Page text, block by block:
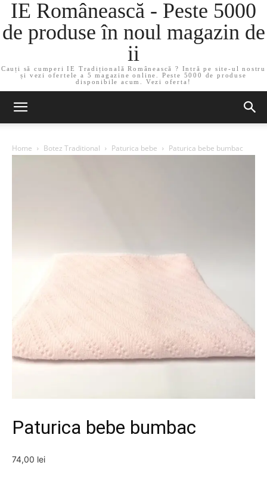
IE Românească - Peste 5000
de produse în noul magazin de
ii
Cauți să cumperi IE Tradițională Românească ? Intră pe site-ul nostru
și vezi ofertele a 5 magazine online. Peste 5000 de produse
disponibile acum. Vezi oferta!
Home Botez Traditional Paturica bebe Paturica bebe bumbac
Paturica bebe bumbac
74,00 lei